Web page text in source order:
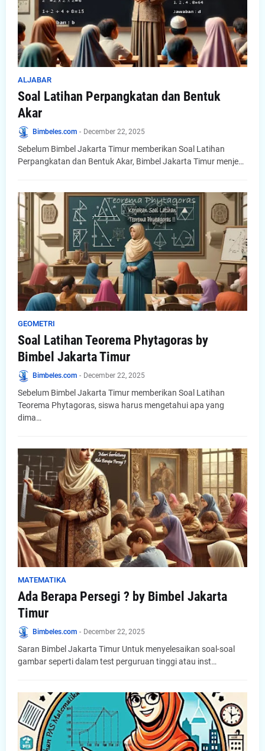
ALJABAR
Soal Latihan Perpangkatan dan Bentuk
Akar
Bimbeles.com - December 22, 2025
Sebelum Bimbel Jakarta Timur memberikan Soal Latihan
Perpangkatan dan Bentuk Akar, Bimbel Jakarta Timur menje…
GEOMETRI
Soal Latihan Teorema Phytagoras by
Bimbel Jakarta Timur
Bimbeles.com - December 22, 2025
Sebelum Bimbel Jakarta Timur memberikan Soal Latihan
Teorema Phytagoras, siswa harus mengetahui apa yang
dima…
MATEMATIKA
Ada Berapa Persegi ? by Bimbel Jakarta
Timur
Bimbeles.com - December 22, 2025
Saran Bimbel Jakarta Timur Untuk menyelesaikan soal-soal
gambar seperti dalam test perguruan tinggi atau inst…